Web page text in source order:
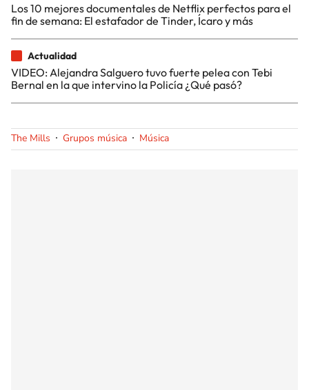
Los 10 mejores documentales de Netflix perfectos para el
fin de semana: El estafador de Tinder, Ícaro y más
Actualidad
VIDEO: Alejandra Salguero tuvo fuerte pelea con Tebi
Bernal en la que intervino la Policía ¿Qué pasó?
The Mills Grupos música Música